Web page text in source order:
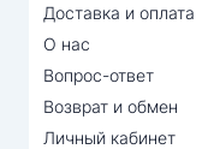
Доставка и оплата
О нас
Вопрос-ответ
Возврат и обмен
Личный кабинет